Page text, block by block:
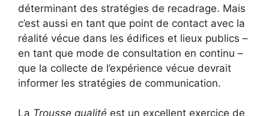
déterminant des stratégies de recadrage. Mais
c’est aussi en tant que point de contact avec la
réalité vécue dans les édifices et lieux publics –
en tant que mode de consultation en continu –
que la collecte de l’expérience vécue devrait
informer les stratégies de communication.
La Trousse qualité est un excellent exercice de